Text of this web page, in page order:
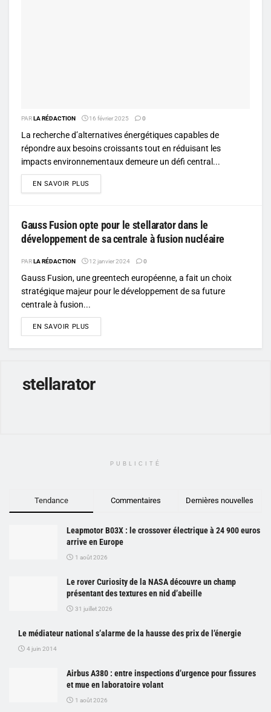
PARLA RÉDACTION 16 février 2025 0
La recherche d’alternatives énergétiques capables de
répondre aux besoins croissants tout en réduisant les
impacts environnementaux demeure un défi central...
EN SAVOIR PLUS
Gauss Fusion opte pour le stellarator dans le
développement de sa centrale à fusion nucléaire
PARLA RÉDACTION 12 janvier 2024 0
Gauss Fusion, une greentech européenne, a fait un choix
stratégique majeur pour le développement de sa future
centrale à fusion...
EN SAVOIR PLUS
stellarator
PUBLICITÉ
Tendance Commentaires Dernières nouvelles
Leapmotor B03X : le crossover électrique à 24 900 euros
arrive en Europe
1 août 2026
Le rover Curiosity de la NASA découvre un champ
présentant des textures en nid d’abeille
31 juillet 2026
Le médiateur national s’alarme de la hausse des prix de l’énergie
4 juin 2014
Airbus A380 : entre inspections d’urgence pour fissures
et mue en laboratoire volant
1 août 2026